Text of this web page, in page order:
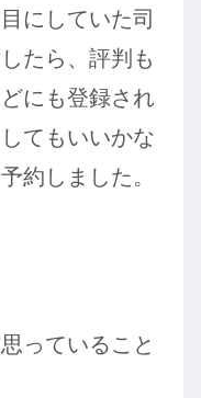
にしていた司
たら、評判も
にも登録され
てもいいかな
約しました。
っていること